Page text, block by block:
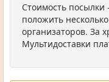
Стоимость
положить
организаторов. За
Мультидоставки